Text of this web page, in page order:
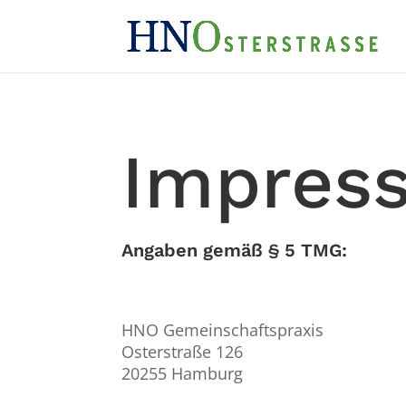
Angaben gemäß § 5 TMG:
HNO Gemeinschaftspraxis
Osterstraße 126
20255 Hamburg